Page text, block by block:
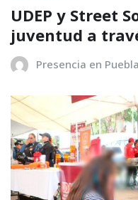
UDEP y Street
juventud a
Presencia en Puebla